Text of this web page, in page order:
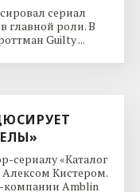
сериал
главной роли. В
Guilty ...
сериалу «Каталог
Кистером.
Amblin